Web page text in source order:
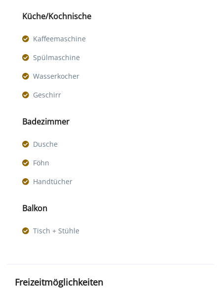
Küche/Kochnische
Kaffeemaschine
Spülmaschine
Wasserkocher
Geschirr
Badezimmer
Dusche
Föhn
Handtücher
Balkon
Tisch + Stühle
Freizeitmöglichkeiten